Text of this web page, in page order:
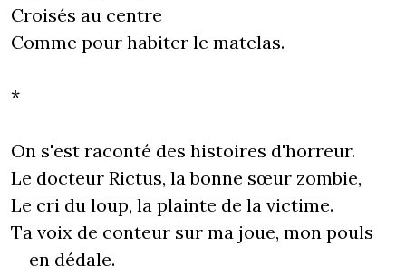
Croisés au centre
Comme pour habiter le matelas.
*
On s'est raconté des histoires d'horreur.
Le docteur Rictus, la bonne sœur zombie,
Le cri du loup, la plainte de la victime.
Ta voix de conteur sur ma joue, mon pouls
en dédale.